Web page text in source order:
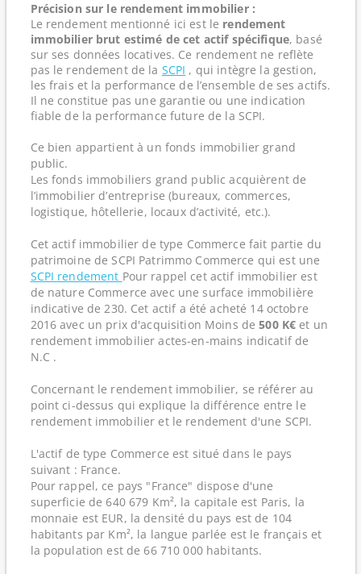
Précision sur le rendement immobilier :
Le rendement mentionné ici est le rendement
immobilier brut estimé de cet actif spécifique, basé
sur ses données locatives. Ce rendement ne reflète
pas le rendement de la SCPI , qui intègre la gestion,
les frais et la performance de l’ensemble de ses actifs.
Il ne constitue pas une garantie ou une indication
fiable de la performance future de la SCPI.
Ce bien appartient à un fonds immobilier grand
public.
Les fonds immobiliers grand public acquièrent de
l’immobilier d’entreprise (bureaux, commerces,
logistique, hôtellerie, locaux d’activité, etc.).
Cet actif immobilier de type Commerce fait partie du
patrimoine de SCPI Patrimmo Commerce qui est une
SCPI rendement Pour rappel cet actif immobilier est
de nature Commerce avec une surface immobilière
indicative de 230. Cet actif a été acheté 14 octobre
2016 avec un prix d'acquisition Moins de500 K€ et un
rendement immobilier actes-en-mains indicatif de
N.C .
Concernant le rendement immobilier, se référer au
point ci-dessus qui explique la différence entre le
rendement immobilier et le rendement d'une SCPI.
L'actif de type Commerce est situé dans le pays
suivant : France.
Pour rappel, ce pays "France" dispose d'une
superficie de 640 679 Km², la capitale est Paris, la
monnaie est EUR, la densité du pays est de 104
habitants par Km², la langue parlée est le français et
la population est de 66 710 000 habitants.